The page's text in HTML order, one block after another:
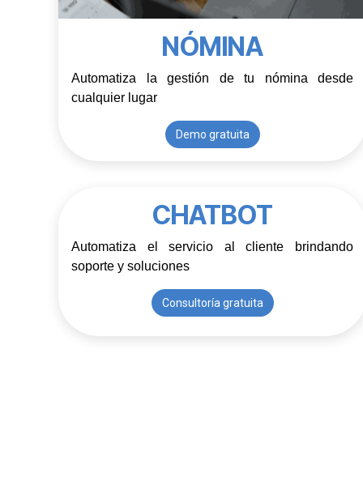
NÓMINA
Automatiza la gestión de tu nómina desde
cualquier lugar
Demo gratuita
CHATBOT
Automatiza el servicio al cliente brindando
soporte y soluciones
Consultoría gratuita